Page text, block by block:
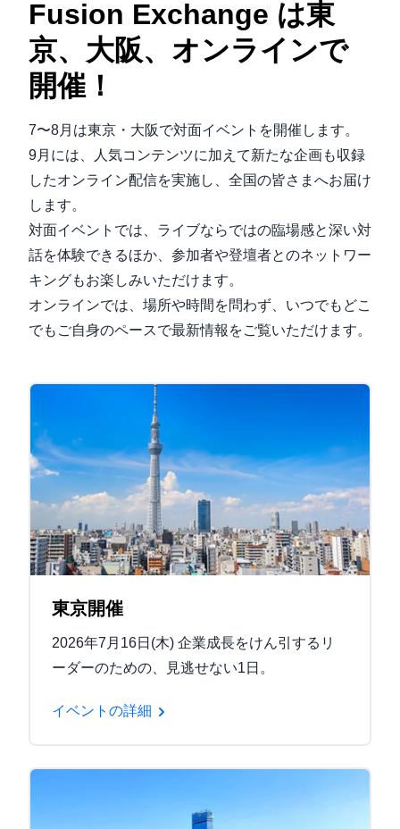
Fusion Exchange は東
京、大阪、オンラインで
開催！
7〜8月は東京・大阪で対面イベントを開催します。
9月には、人気コンテンツに加えて新たな企画も収録
したオンライン配信を実施し、全国の皆さまへお届け
します。
対面イベントでは、ライブならではの臨場感と深い対
話を体験できるほか、参加者や登壇者とのネットワー
キングもお楽しみいただけます。
オンラインでは、場所や時間を問わず、いつでもどこ
でもご自身のペースで最新情報をご覧いただけます。
東京開催
2026年7月16日(木) 企業成長をけん引するリ
ーダーのための、見逃せない1日。
イベントの詳細